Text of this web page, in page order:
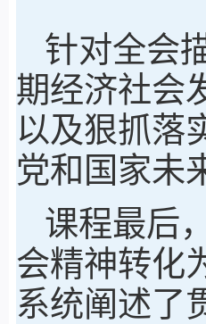
针对全会
期经济社会
以及狠抓落
党和国家未
课程最后
会精神转化
系统阐述了